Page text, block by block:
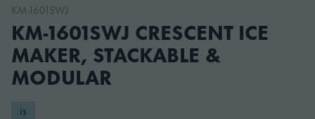
KM-1601SWJ
KM-1601SWJ CRESCENT ICE
MAKER, STACKABLE &
MODULAR
is